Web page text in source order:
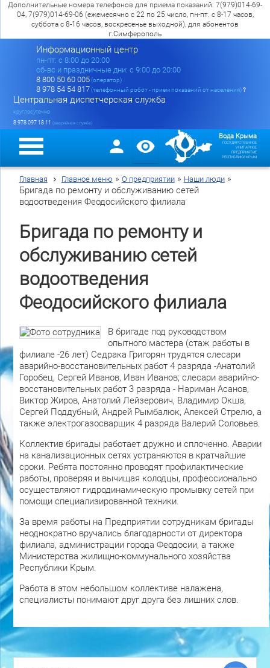
Дополнительные номера телефонов для приема показаний: 7(979)014-69-
04, 7(979)014-69-06 (ежемесячно с 22 по 25 число, пн-пт. с 8-17 часов,
суббота с 8-16 часов, воскресенье выходной), для абонентов
г.Симферополь
Информационный центр
пн-пт: c 8:00 до 20:00
сб-вс и праздничные дни: с 9:00 до 20:00
8 800 50 60 005(оператор)
8 978 54 54 817(телефонный робот - прием показаний от населения)?
Центральная диспетчерская служба
круглосуточно
8 978 097 18 11 (аварийная служба)
Вода Крыма
ГОСУДАРСТВЕННОЕ
УНИТАРНОЕ
ПРЕДПРИЯТИЕ
РЕСПУБЛИКИ КРЫМ
Главная Главное меню » О предприятии» Наши люди»
Бригада по ремонту и обслуживанию сетей
водоотведения Феодосийского филиала
Бригада по ремонту и
обслуживанию сетей
водоотведения
Феодосийского филиала
В бригаде под руководством
опытного мастера (стаж работы в
филиале -26 лет) Седрака Григорян трудятся слесари
аварийно-восстановительных работ 4 разряда -Анатолий
Горобец, Сергей Иванов, Иван Иванов; слесари аварийно-
восстановительных работ 3 разряда - Нариман Асанов,
Виктор Жиров, Анатолий Лейзерович, Владимир Окша,
Сергей Поддубный, Андрей Рымбалюк, Алексей Стрелю, а
также электрогазосварщик 4 разряда Валерий Соловьев.
Коллектив бригады работает дружно и сплоченно. Аварии
на канализационных сетях устраняются в кратчайшие
сроки. Ребята постоянно проводят профилактические
работы, проверяя и вычищая колодцы, профессионально
осуществляют гидродинамическую промывку сетей при
помощи специализированной техники.
За время работы на Предприятии сотрудникам бригады
неоднократно вручались благодарности от директора
филиала, администрации города Феодосии, а также
Министерства жилищно-коммунального хозяйства
Республики Крым.
Работа в этом небольшом коллективе налажена,
специалисты понимают друг друга без лишних слов.